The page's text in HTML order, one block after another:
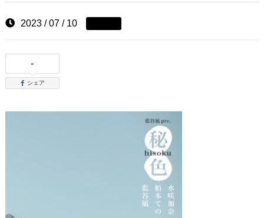
2023 / 07 / 10
-
シェア